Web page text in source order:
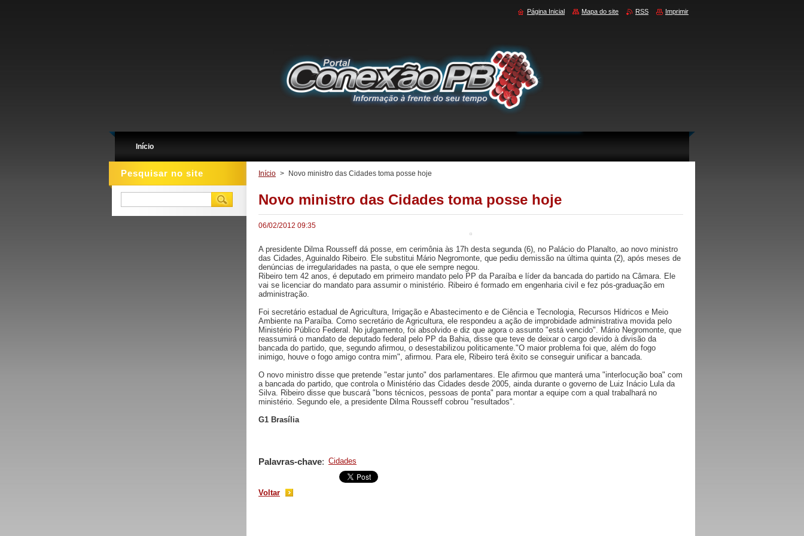
Início
Início > Novo ministro das Cidades toma posse hoje
Novo ministro das Cidades toma posse hoje
06/02/2012 09:35
A presidente Dilma Rousseff dá posse, em cerimônia às 17h desta segunda (6), no Palácio do Planalto, ao novo ministro
das Cidades, Aguinaldo Ribeiro. Ele substitui Mário Negromonte, que pediu demissão na última quinta (2), após meses de
denúncias de irregularidades na pasta, o que ele sempre negou.
Ribeiro tem 42 anos, é deputado em primeiro mandato pelo PP da Paraíba e líder da bancada do partido na Câmara. Ele
vai se licenciar do mandato para assumir o ministério. Ribeiro é formado em engenharia civil e fez pós-graduação em
administração.
Foi secretário estadual de Agricultura, Irrigação e Abastecimento e de Ciência e Tecnologia, Recursos Hídricos e Meio
Ambiente na Paraíba. Como secretário de Agricultura, ele respondeu a ação de improbidade administrativa movida pelo
Ministério Público Federal. No julgamento, foi absolvido e diz que agora o assunto "está vencido". Mário Negromonte, que
reassumirá o mandato de deputado federal pelo PP da Bahia, disse que teve de deixar o cargo devido à divisão da
bancada do partido, que, segundo afirmou, o desestabilizou politicamente."O maior problema foi que, além do fogo
inimigo, houve o fogo amigo contra mim", afirmou. Para ele, Ribeiro terá êxito se conseguir unificar a bancada.
O novo ministro disse que pretende "estar junto" dos parlamentares. Ele afirmou que manterá uma "interlocução boa" com
a bancada do partido, que controla o Ministério das Cidades desde 2005, ainda durante o governo de Luiz Inácio Lula da
Silva. Ribeiro disse que buscará "bons técnicos, pessoas de ponta" para montar a equipe com a qual trabalhará no
ministério. Segundo ele, a presidente Dilma Rousseff cobrou "resultados".
G1 Brasília
Palavras-chave: Cidades
Voltar
Pesquisar no site
Página Inicial Mapa do site RSS Imprimir